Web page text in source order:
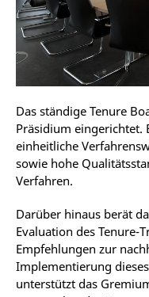
Das ständige Tenure
Präsidium eingerichtet.
einheitliche
sowie hohe
Verfahren.
Darüber hinaus berät
Evaluation des Tenure-
Empfehlungen zur
Implementierung
unterstützt das